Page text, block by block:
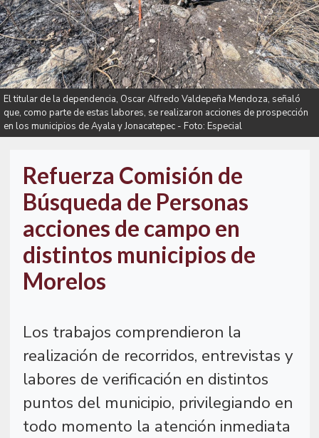
El titular de la dependencia, Oscar Alfredo Valdepeña Mendoza, señaló
que, como parte de estas labores, se realizaron acciones de prospección
en los municipios de Ayala y Jonacatepec - Foto: Especial
Refuerza Comisión de
Búsqueda de Personas
acciones de campo en
distintos municipios de
Morelos
Los trabajos comprendieron la
realización de recorridos, entrevistas y
labores de verificación en distintos
puntos del municipio, privilegiando en
todo momento la atención inmediata